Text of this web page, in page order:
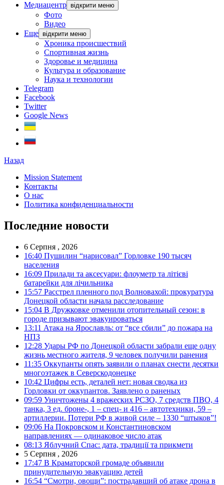
Медиацентр відкрити меню
Фото
Видео
Еще відкрити меню
Хроника происшествий
Спортивная жизнь
Здоровье и медицина
Культура и образование
Наука и технологии
Telegram
Facebook
Twitter
Google News
Назад
Mission Statement
Контакты
О нас
Политика конфиденциальности
Последние новости
6 Серпня , 2026
16:40 Пушилин “нарисовал” Горловке 190 тысяч
населения
16:09 Прилади та аксесуари: флоуметр та літієві
батарейки для лічильника
15:57 Расстрел пленного под Волновахой: прокуратура
Донецкой области начала расследование
15:04 В Дружковке отменили отопительный сезон: в
городе призывают эвакуироваться
13:11 Атака на Ярославль: от “все сбили” до пожара на
НПЗ
12:28 Удары РФ по Донецкой области забрали еще одну
жизнь местного жителя, 9 человек получили ранения
11:35 Оккупанты опять заявили о планах снести десятки
многоэтажек в Северскодонецке
10:42 Цифры есть, деталей нет: новая сводка из
Горловки от оккупантов. Заявлено о раненых
09:59 Уничтожены 4 вражеских РСЗО, 7 средств ПВО, 4
танка, 3 ед. броне-, 1 – спец- и 416 – автотехники, 59 –
артиллерии. Потери РФ в живой силе – 1330 “штыков”!
09:06 На Покровском и Константиновском
направлениях — одинаковое число атак
08:13 Яблучний Спас: дата, традиції та прикмети
5 Серпня , 2026
17:47 В Краматорской громаде объявили
принудительную эвакуацию детей
16:54 “Смотри, овощи”: пострадавший об атаке дрона в